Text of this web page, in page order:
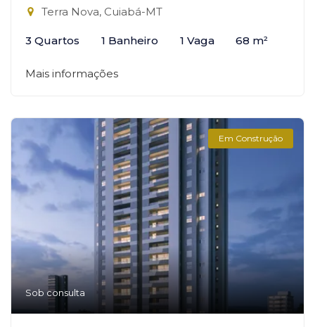
Terra Nova, Cuiabá-MT
3 Quartos 1 Banheiro 1 Vaga 68 m²
Mais informações
Em Construção
Sob consulta